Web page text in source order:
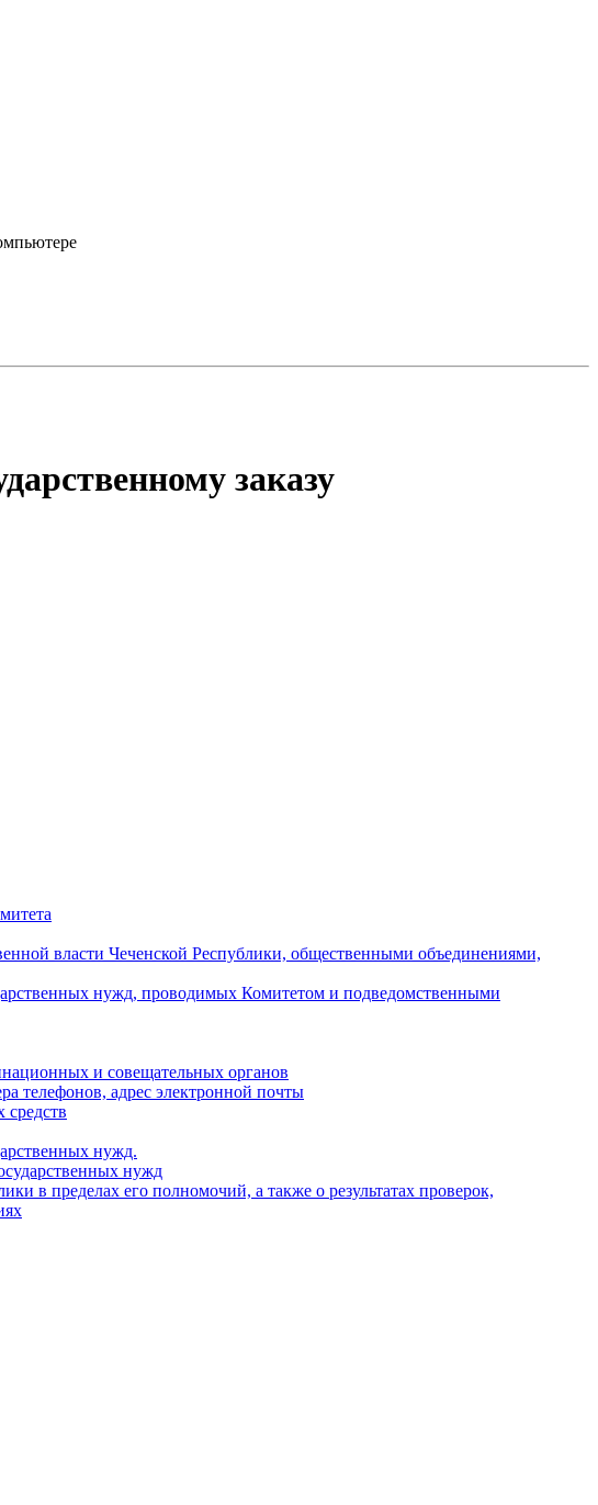
заказу
власти Чеченской Республики, общественными объединениями,
нужд, проводимых Комитетом и подведомственными
и совещательных органов
телефонов, адрес электронной почты
нужд.
нужд
в пределах его полномочий, а также о результатах проверок,